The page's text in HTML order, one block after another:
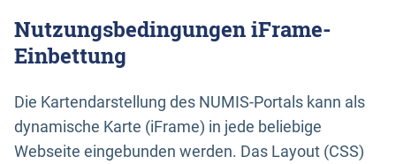
Nutzungsbedingungen iFrame-
Einbettung
Die Kartendarstellung des NUMIS-Portals kann als
dynamische Karte (iFrame) in jede beliebige
Webseite eingebunden werden. Das Layout (CSS)